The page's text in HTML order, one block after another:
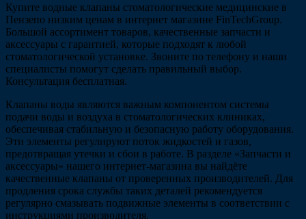
Купите водные клапаны стоматологические медицинские в
Пензепо низким ценам в интернет магазине FinTechGroup.
Большой ассортимент товаров, качественные запчасти и
аксессуары с гарантией, которые подходят к любой
стоматологической установке. Звоните по телефону и наши
специалисты помогут сделать правильный выбор.
Консультация бесплатная.
Клапаны воды являются важным компонентом системы
подачи воды и воздуха в стоматологических клиниках,
обеспечивая стабильную и безопасную работу оборудования.
Эти элементы регулируют поток жидкостей и газов,
предотвращая утечки и сбои в работе. В разделе «Запчасти и
аксессуары» нашего интернет-магазина вы найдёте
качественные клапаны от проверенных производителей. Для
продления срока службы таких деталей рекомендуется
регулярно смазывать подвижные элементы в соответствии с
инструкциями производителя.